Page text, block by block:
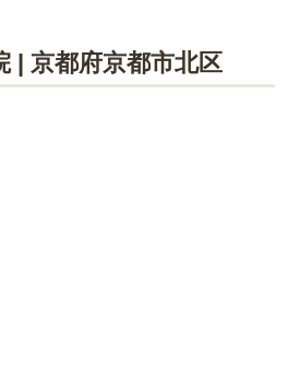
、祇園。その中心部にある京都最古
| 京都府京都市北区